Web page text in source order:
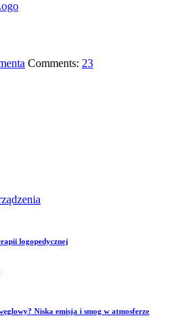
Comments: 23
logopedycznej
Niska emisja i smog w atmosferze